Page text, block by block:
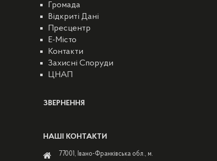
Громада
Відкриті Дані
Пресцентр
E-Місто
Контакти
Захисні Споруди
ЦНАП
ЗВЕРНЕННЯ
НАШІ КОНТАКТИ
77001, Івано-Франківська обл., м.